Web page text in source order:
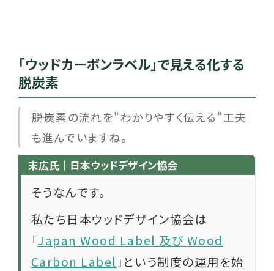
「ウッドカーボンラベル」で見える化する
脱炭素
――脱炭素の流れを"わかりやすく伝える"工夫
も進んでいますね。
末広氏｜日本ウッドデザイン協会
そうなんです。
私たち日本ウッドデザイン協会は
「Japan Wood Label 及び Wood
Carbon Label 」という制度の運用を始